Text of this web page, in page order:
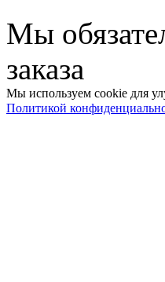
Мы
заказа
Мы используем cookie для
Политикой